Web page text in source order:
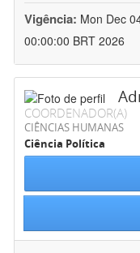
Vigência: Mon Dec
00:00:00 BRT 2026
COORDENADOR(A)
CIÊNCIAS HUMANAS
Ciência Política